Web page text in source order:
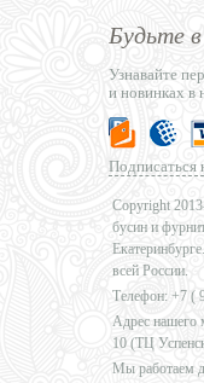
Будьте
Узнавайте
и новинках в
Подписаться
Copyright
бусин и
всей России.
Телефон: +7 (
Адрес нашего
10 (ТЦ
Мы работаем